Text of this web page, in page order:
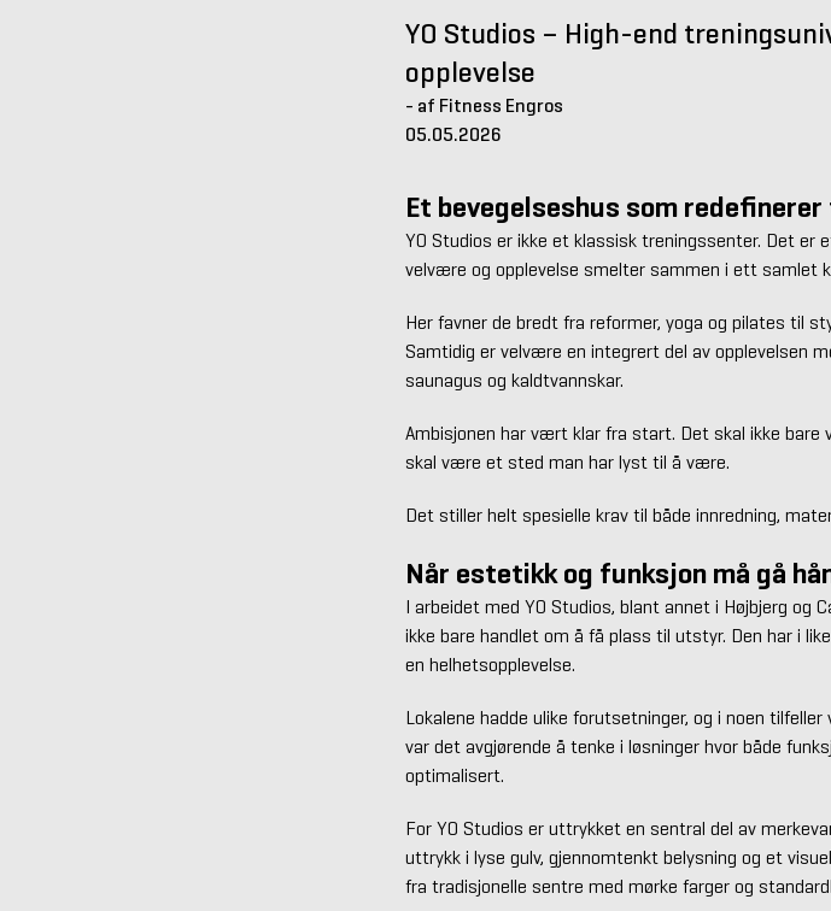
YO Studios – High-end
opplevelse
- af Fitness Engros
05.05.2026
Et bevegelseshus som
YO Studios er ikke et klassisk treningssenter. Det er
velvære og opplevelse smelter sammen i ett samlet
Her favner de bredt fra reformer, yoga og pilates til
Samtidig er velvære en integrert del av opplevelsen
saunagus og kaldtvannskar.
Ambisjonen har vært klar fra start. Det skal ikke
skal være et sted man har lyst til å være.
Det stiller helt spesielle krav til både innredning,
Når estetikk og funksjon må gå
I arbeidet med YO Studios, blant annet i Højbjerg og
ikke bare handlet om å få plass til utstyr. Den har i
en helhetsopplevelse.
Lokalene hadde ulike forutsetninger, og i noen
var det avgjørende å tenke i løsninger hvor både
optimalisert.
For YO Studios er uttrykket en sentral del av
uttrykk i lyse gulv, gjennomtenkt belysning og et
fra tradisjonelle sentre med mørke farger og